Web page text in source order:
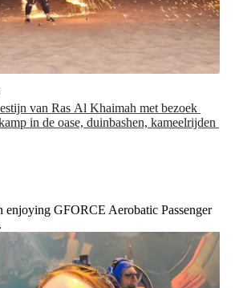
van Ras Al Khaimah met bezoek
in de oase, duinbashen, kameelrijden
enjoying GFORCE Aerobatic Passenger